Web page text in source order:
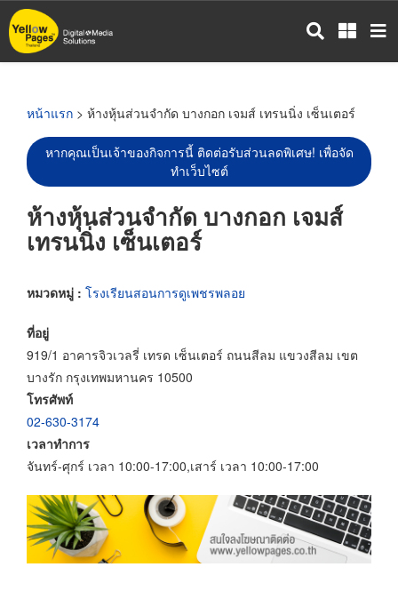
ข้าม
ไป
หน้าแรก > ห้างหุ้นส่วนจำกัด บางกอก เจมส์ เทรนนิ่ง เซ็นเตอร์
หากคุณเป็นเจ้าของกิจการนี้ ติดต่อรับส่วนลดพิเศษ! เพื่อจัด
ทำเว็บไซต์
ห้างหุ้นส่วนจำกัด บางกอก เจมส์
เทรนนิ่ง เซ็นเตอร์
หมวดหมู่ : โรงเรียนสอนการดูเพชรพลอย
ที่อยู่
919/1 อาคารจิวเวลรี่ เทรด เซ็นเตอร์ ถนนสีลม แขวงสีลม เขต
บางรัก กรุงเทพมหานคร 10500
โทรศัพท์
02-630-3174
เวลาทำการ
จันทร์-ศุกร์ เวลา 10:00-17:00,เสาร์ เวลา 10:00-17:00